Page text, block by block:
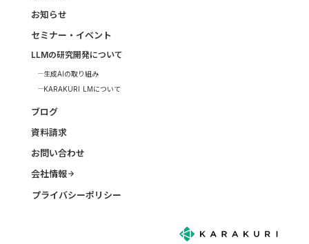
お知らせ
セミナー・イベント
LLMの研究開発について
生成AIの取り組み
KARAKURI LMについて
ブログ
資料請求
お問い合わせ
会社情報arrow_forward
プライバシーポリシー